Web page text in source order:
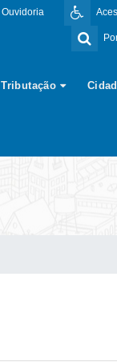
Ouvidoria
Tributação